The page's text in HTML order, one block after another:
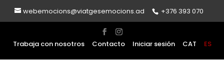
webemocions@viatgesemocions.ad +376 393 070
Trabaja con nosotros Contacto Iniciar sesión CAT ES